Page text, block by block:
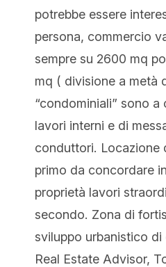
potrebbe essere
persona, commercio
sempre su 2600 mq
mq ( divisione a metà
“condominiali” sono
lavori interni e di
conduttori. Locazione
primo da concordare
proprietà lavori
secondo. Zona di
sviluppo urbanistico di
Real Estate Advisor,